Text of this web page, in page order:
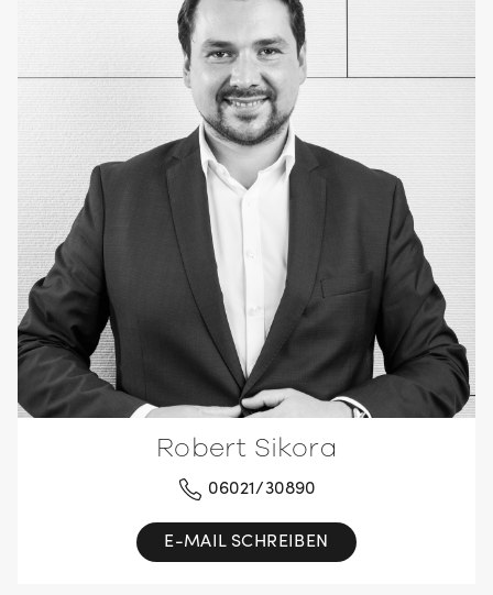
Robert Sikora
06021/30890
E-MAIL SCHREIBEN